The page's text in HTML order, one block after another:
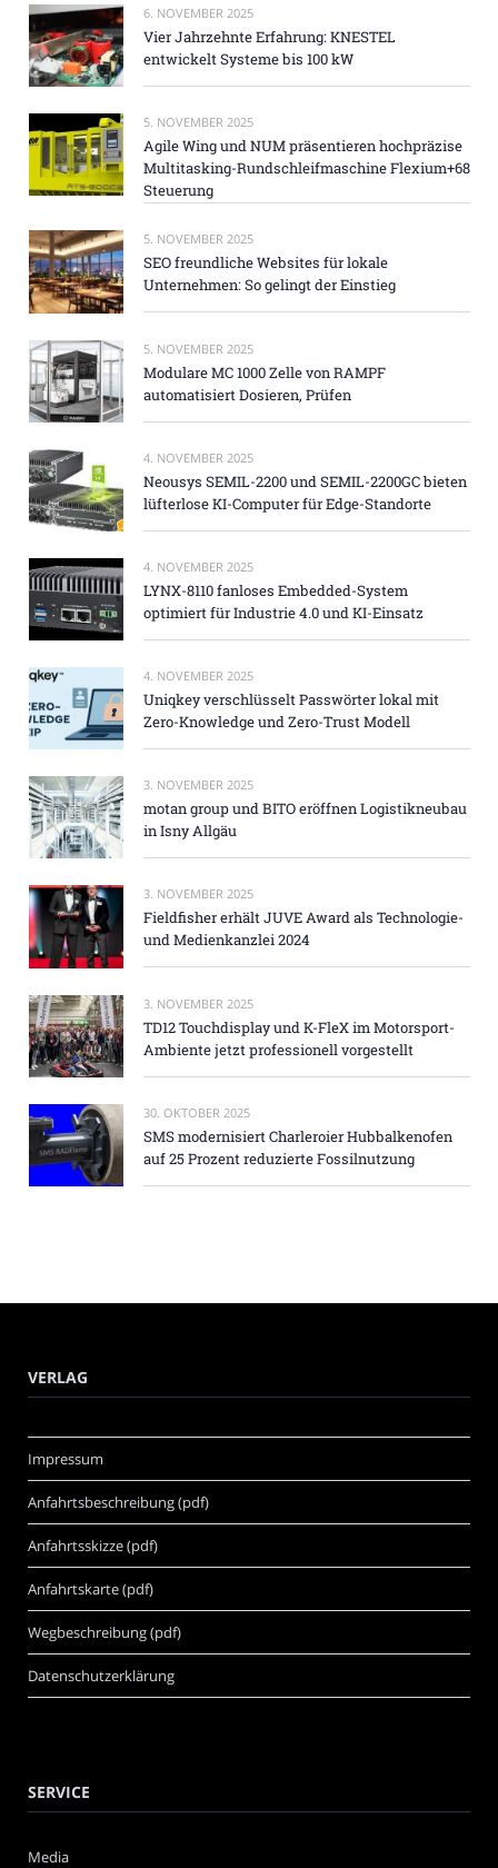
6. NOVEMBER 2025
Vier Jahrzehnte Erfahrung: KNESTEL
entwickelt Systeme bis 100 kW
5. NOVEMBER 2025
Agile Wing und NUM präsentieren hochpräzise
Multitasking-Rundschleifmaschine Flexium+68
Steuerung
5. NOVEMBER 2025
SEO freundliche Websites für lokale
Unternehmen: So gelingt der Einstieg
5. NOVEMBER 2025
Modulare MC 1000 Zelle von RAMPF
automatisiert Dosieren, Prüfen
4. NOVEMBER 2025
Neousys SEMIL-2200 und SEMIL-2200GC bieten
lüfterlose KI-Computer für Edge-Standorte
4. NOVEMBER 2025
LYNX-8110 fanloses Embedded-System
optimiert für Industrie 4.0 und KI-Einsatz
4. NOVEMBER 2025
Uniqkey verschlüsselt Passwörter lokal mit
Zero-Knowledge und Zero-Trust Modell
3. NOVEMBER 2025
motan group und BITO eröffnen Logistikneubau
in Isny Allgäu
3. NOVEMBER 2025
Fieldfisher erhält JUVE Award als Technologie-
und Medienkanzlei 2024
3. NOVEMBER 2025
TD12 Touchdisplay und K-FleX im Motorsport-
Ambiente jetzt professionell vorgestellt
30. OKTOBER 2025
SMS modernisiert Charleroier Hubbalkenofen
auf 25 Prozent reduzierte Fossilnutzung
VERLAG
Impressum
Anfahrtsbeschreibung (pdf)
Anfahrtsskizze (pdf)
Anfahrtskarte (pdf)
Wegbeschreibung (pdf)
Datenschutzerklärung
SERVICE
Media